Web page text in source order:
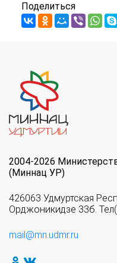
Поделиться
2004-2026
(Миннац УР)
426063 Удмуртская
Орджоникидзе 33б.
mail@mn.udmr.ru